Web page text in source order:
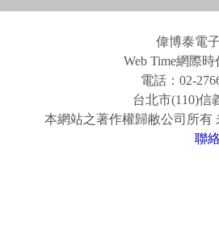
偉博泰電
Web Time網際
電話：02-
台北市(110)信
本網站之著作權歸敝公司所有
聯